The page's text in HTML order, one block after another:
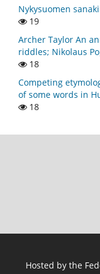
Nykysuomen
19
Archer Taylor An
riddles; Nikolaus
18
Competing
of some words in
18
Hosted by the